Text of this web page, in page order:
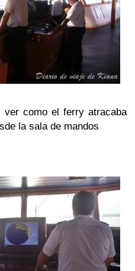
ver como el ferry atracaba
la sala de mandos